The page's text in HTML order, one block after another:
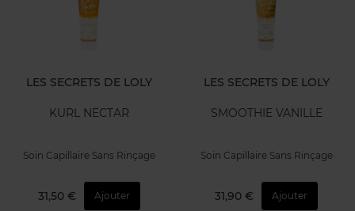
LES SECRETS DE LOLY
KURL NECTAR
Soin Capillaire Sans Rinçage
31,50 € Ajouter
LES SECRETS DE LOLY
SMOOTHIE VANILLE
Soin Capillaire Sans Rinçage
31,90 € Ajouter